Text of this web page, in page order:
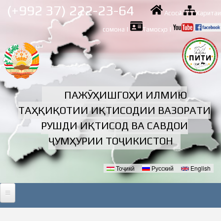
Skip to
main
content
(+992 37) 222-23-64 Асосӣ| Харитаи
сомона | Тамосҳо |
ПАЖӮҲИШГОҲИ ИЛМИЮ
ТАҲҚИҚОТИИ ИҚТИСОДИИ ВАЗОРАТИ
РУШДИ ИҚТИСОД ВА САВДОИ
ҶУМҲУРИИ ТОҶИКИСТОН
Тоҷикӣ Русский English
АСОСӢ